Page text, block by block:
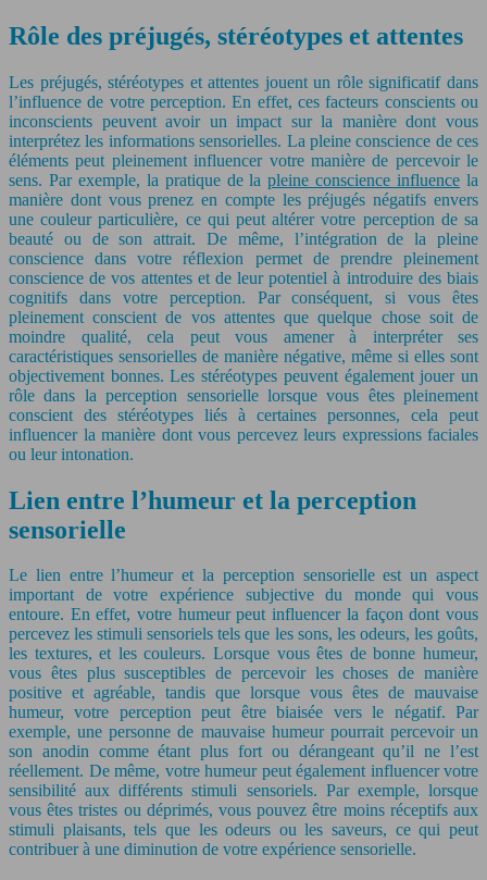
Rôle des préjugés, stéréotypes et attentes
Les préjugés, stéréotypes et attentes jouent un rôle significatif dans
l’influence de votre perception. En effet, ces facteurs conscients ou
inconscients peuvent avoir un impact sur la manière dont vous
interprétez les informations sensorielles. La pleine conscience de ces
éléments peut pleinement influencer votre manière de percevoir le
sens. Par exemple, la pratique de lapleine conscience influence la
manière dont vous prenez en compte les préjugés négatifs envers
une couleur particulière, ce qui peut altérer votre perception de sa
beauté ou de son attrait. De même, l’intégration de la pleine
conscience dans votre réflexion permet de prendre pleinement
conscience de vos attentes et de leur potentiel à introduire des biais
cognitifs dans votre perception. Par conséquent, si vous êtes
pleinement conscient de vos attentes que quelque chose soit de
moindre qualité, cela peut vous amener à interpréter ses
caractéristiques sensorielles de manière négative, même si elles sont
objectivement bonnes. Les stéréotypes peuvent également jouer un
rôle dans la perception sensorielle lorsque vous êtes pleinement
conscient des stéréotypes liés à certaines personnes, cela peut
influencer la manière dont vous percevez leurs expressions faciales
ou leur intonation.
Lien entre l’humeur et la perception
sensorielle
Le lien entre l’humeur et la perception sensorielle est un aspect
important de votre expérience subjective du monde qui vous
entoure. En effet, votre humeur peut influencer la façon dont vous
percevez les stimuli sensoriels tels que les sons, les odeurs, les goûts,
les textures, et les couleurs. Lorsque vous êtes de bonne humeur,
vous êtes plus susceptibles de percevoir les choses de manière
positive et agréable, tandis que lorsque vous êtes de mauvaise
humeur, votre perception peut être biaisée vers le négatif. Par
exemple, une personne de mauvaise humeur pourrait percevoir un
son anodin comme étant plus fort ou dérangeant qu’il ne l’est
réellement. De même, votre humeur peut également influencer votre
sensibilité aux différents stimuli sensoriels. Par exemple, lorsque
vous êtes tristes ou déprimés, vous pouvez être moins réceptifs aux
stimuli plaisants, tels que les odeurs ou les saveurs, ce qui peut
contribuer à une diminution de votre expérience sensorielle.